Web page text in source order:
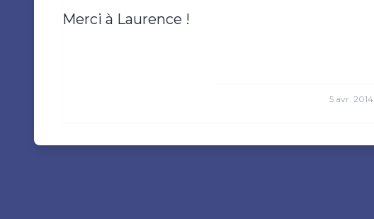
Merci à Laurence !
5 avr. 2014